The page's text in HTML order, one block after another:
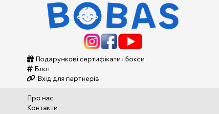
Подарункові сертифікати і бокси
Блог
Вхід для партнерів
Про нас
Контакти